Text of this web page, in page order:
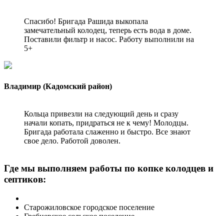
Спасибо! Бригада Рашида выкопала
замечательный колодец, теперь есть вода в доме.
Поставили фильтр и насос. Работу выполнили на
5+
Владимир (Кадомский район)
Кольца привезли на следующий день и сразу
начали копать, придраться не к чему! Молодцы.
Бригада работала слаженно и быстро. Все знают
свое дело. Работой доволен.
Где мы выполняем работы по копке колодцев и
септиков:
Старожиловское городское поселение